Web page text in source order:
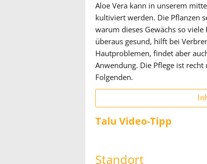
Aloe Vera kann in unserem
kultiviert werden. Die Pflanzen
warum dieses Gewächs so
überaus gesund, hilft bei
Hautproblemen, findet aber
Anwendung. Die Pflege ist
Folgenden.
Talu Video-Tipp
Standort